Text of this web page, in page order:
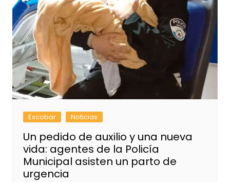
Escobar Noticias
Un pedido de auxilio y una nueva
vida: agentes de la Policía
Municipal asisten un parto de
urgencia